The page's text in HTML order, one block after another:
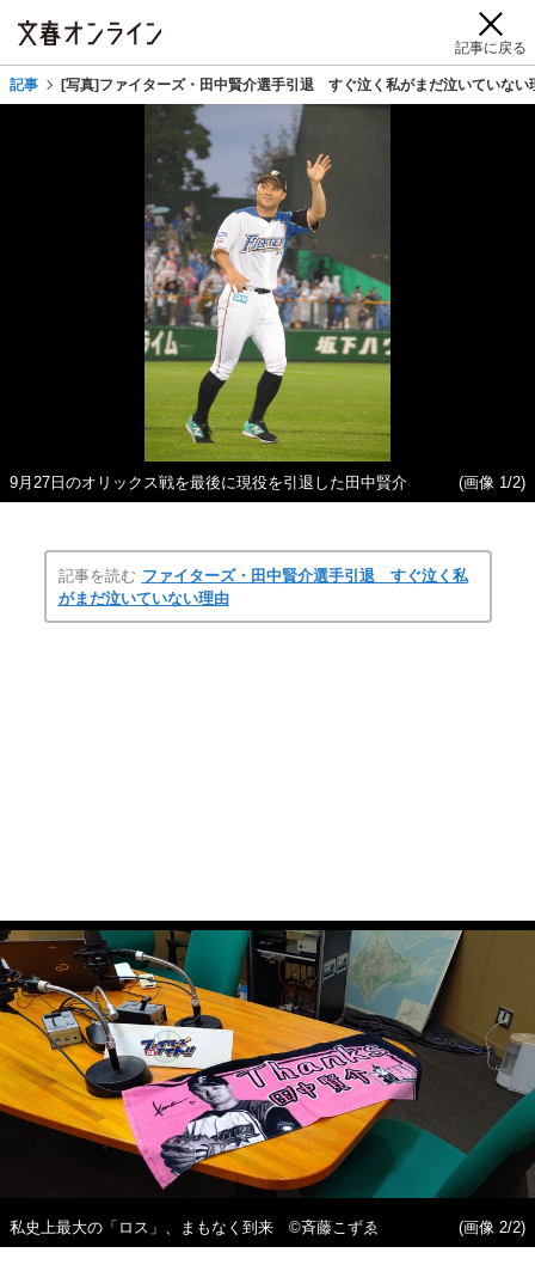
記事に戻る
記事 [写真]ファイターズ・田中賢介選手引退 すぐ泣く私がまだ泣いていない
9月27日のオリックス戦を最後に現役を引退した田中賢介 (画像 1/2)
記事を読む ファイターズ・田中賢介選手引退 すぐ泣く私
がまだ泣いていない理由
私史上最大の「ロス」、まもなく到来 ©斉藤こずゑ (画像 2/2)